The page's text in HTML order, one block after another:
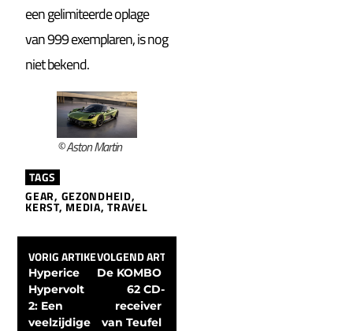
een gelimiteerde oplage
van 999 exemplaren, is nog
niet bekend.
© Aston Martin
TAGS
GEAR, GEZONDHEID,
KERST,MEDIA,TRAVEL
VORIG ARTIKEL
Hyperice
Hypervolt
2: Een
veelzijdige
VOLGEND ARTIKEL
De KOMBO
62 CD-
receiver
van Teufel